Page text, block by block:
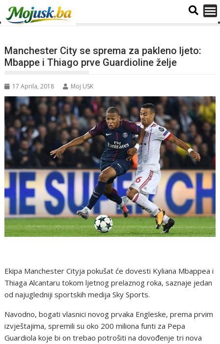
Manchester City se sprema za pakleno ljeto:
Mbappe i Thiago prve Guardioline želje
17 Aprila, 2018 Moj USK
Ekipa Manchester Cityja pokušat će dovesti Kyliana Mbappea i
Thiaga Alcantaru tokom ljetnog prelaznog roka, saznaje jedan
od najugledniji sportskih medija Sky Sports.
Navodno, bogati vlasnici novog prvaka Engleske, prema prvim
izvještajima, spremili su oko 200 miliona funti za Pepa
Guardiola koje bi on trebao potrošiti na dovođenje tri nova